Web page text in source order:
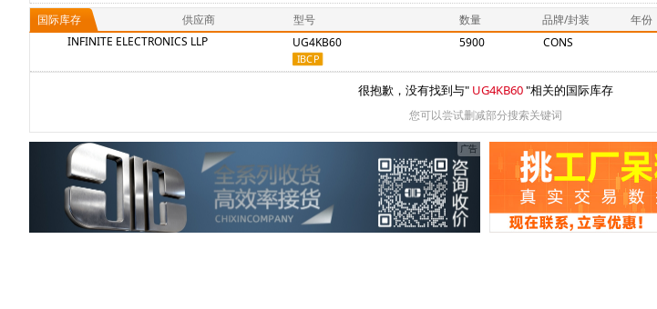
国际库存 供应商 型号 数量 品牌/封装 年份
INFINITE ELECTRONICS LLP
UG4KB60 5900 CONS
很抱歉，没有找到与" UG4KB60"相关的国际库存
您可以尝试删减部分搜索关键词